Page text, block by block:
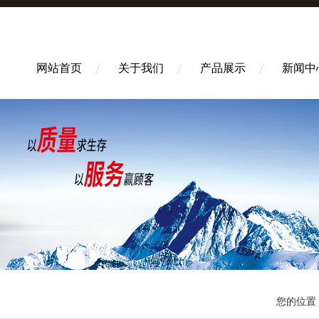
网站首页 关于我们 产品展示 新闻中
您的位置